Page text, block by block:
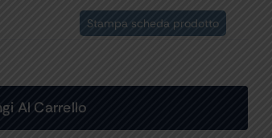
Stampa scheda prodotto
Al Carrello